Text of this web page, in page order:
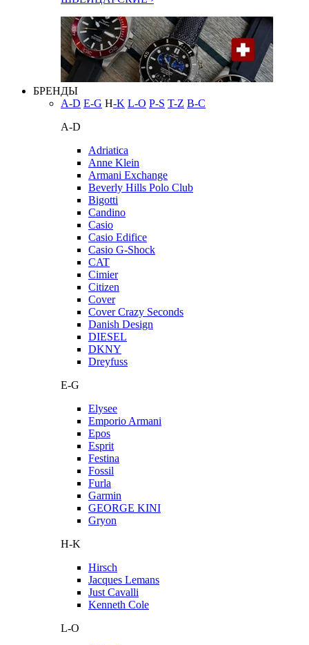
БРЕНДЫ
A-D E-G H-K L-O P-S T-Z В-С
A-D
Adriatica
Anne Klein
Armani Exchange
Beverly Hills Polo Club
Bigotti
Candino
Casio
Casio Edifice
Casio G-Shock
CAT
Cimier
Citizen
Cover
Cover Crazy Seconds
Danish Design
DIESEL
DKNY
Dreyfuss
E-G
Elysee
Emporio Armani
Epos
Esprit
Festina
Fossil
Furla
Garmin
GEORGE KINI
Gryon
H-K
Hirsch
Jacques Lemans
Just Cavalli
Kenneth Cole
L-O